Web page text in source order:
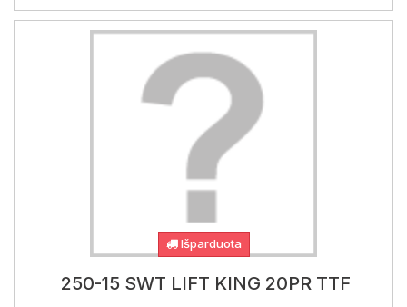
Išparduota
250-15 SWT LIFT KING 20PR TTF